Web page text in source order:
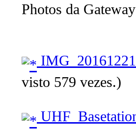
Photos da
visto 579 vezes.)